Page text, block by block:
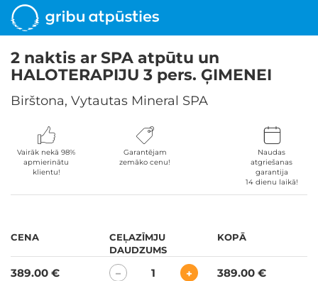
2 naktis ar SPA atpūtu un
HALOTERAPIJU 3 pers. ĢIMENEI
Birštona, Vytautas Mineral SPA
Vairāk nekā 98%
apmierinātu
klientu!
Garantējam
zemāko cenu!
Naudas
atgriešanas
garantija
14 dienu laikā!
CENA
CEĻAZĪMJU
DAUDZUMS
KOPĀ
389.00 € − 1 + 389.00 €